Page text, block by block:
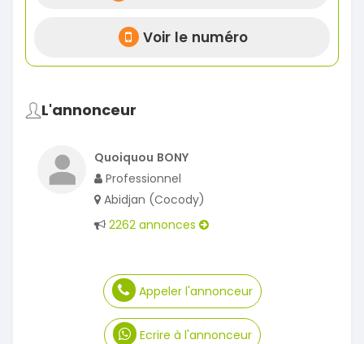
Voir le numéro
L'annonceur
Quoiquou BONY
Professionnel
Abidjan (Cocody)
2262 annonces
Appeler l'annonceur
Ecrire à l'annonceur